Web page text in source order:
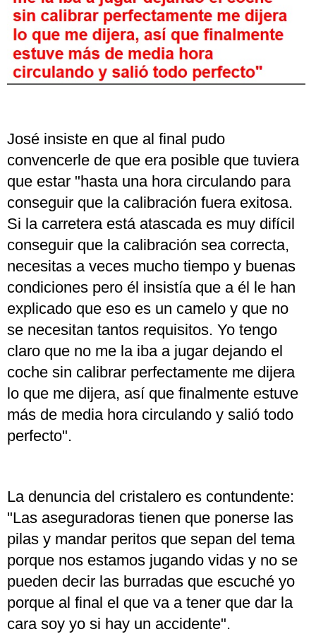
José insiste en que al final pudo
convencerle de que era posible que tuviera
que estar "hasta una hora circulando para
conseguir que la calibración fuera exitosa.
Si la carretera está atascada es muy difícil
conseguir que la calibración sea correcta,
necesitas a veces mucho tiempo y buenas
condiciones pero él insistía que a él le han
explicado que eso es un camelo y que no
se necesitan tantos requisitos. Yo tengo
claro que no me la iba a jugar dejando el
coche sin calibrar perfectamente me dijera
lo que me dijera, así que finalmente estuve
más de media hora circulando y salió todo
perfecto".
La denuncia del cristalero es contundente:
"Las aseguradoras tienen que ponerse las
pilas y mandar peritos que sepan del tema
porque nos estamos jugando vidas y no se
pueden decir las burradas que escuché yo
porque al final el que va a tener que dar la
cara soy yo si hay un accidente".